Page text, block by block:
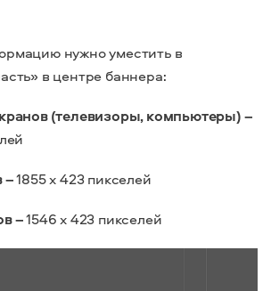
нужно уместить в
в центре баннера:
(телевизоры, компьютеры) –
–1855 х 423 пикселей
–1546 х 423 пикселей